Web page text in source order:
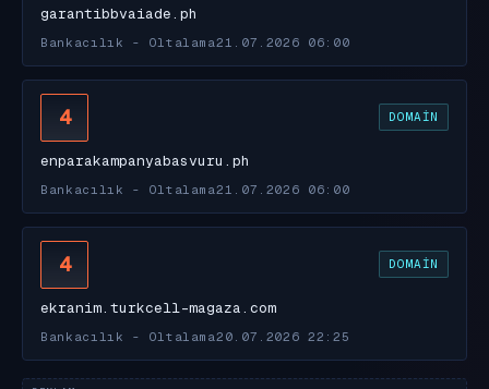
garantibbvaiade.ph
Bankacılık - Oltalama21.07.2026 06:00
4 DOMAIN
enparakampanyabasvuru.ph
Bankacılık - Oltalama21.07.2026 06:00
4 DOMAIN
ekranim.turkcell-magaza.com
Bankacılık - Oltalama20.07.2026 22:25